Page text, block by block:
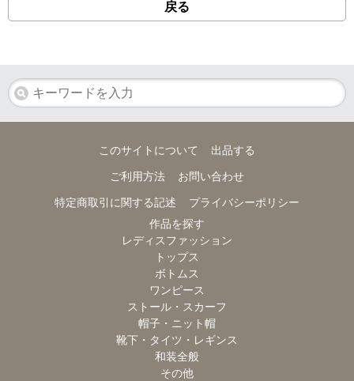
戻る
このサイトについて 出品する
ご利用方法 お問い合わせ
特定商取引に関する記述
プライバシーポリシー
作品を探す
レディスファッション
トップス
ボトムス
ワンピース
ストール・スカーフ
帽子・ニット帽
靴下・タイツ・レギンス
和装全般
その他